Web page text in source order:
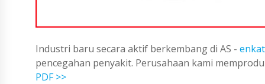
Industri baru secara aktif berkembang di AS -
pencegahan penyakit. Perusahaan kami
PDF >>